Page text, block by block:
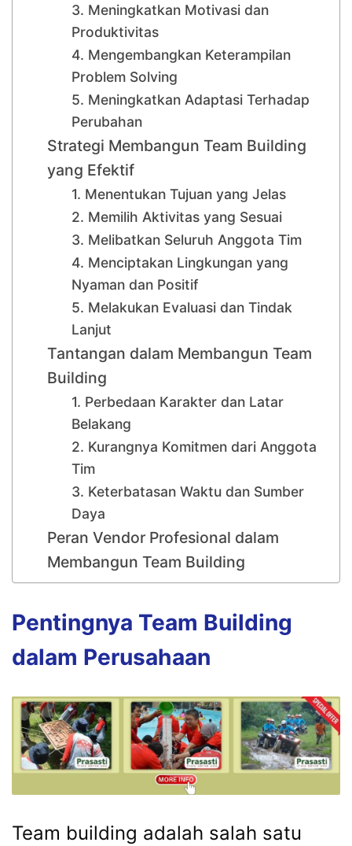
3. Meningkatkan Motivasi dan
Produktivitas
4. Mengembangkan Keterampilan
Problem Solving
5. Meningkatkan Adaptasi Terhadap
Perubahan
Strategi Membangun Team Building
yang Efektif
1. Menentukan Tujuan yang Jelas
2. Memilih Aktivitas yang Sesuai
3. Melibatkan Seluruh Anggota Tim
4. Menciptakan Lingkungan yang
Nyaman dan Positif
5. Melakukan Evaluasi dan Tindak
Lanjut
Tantangan dalam Membangun Team
Building
1. Perbedaan Karakter dan Latar
Belakang
2. Kurangnya Komitmen dari Anggota
Tim
3. Keterbatasan Waktu dan Sumber
Daya
Peran Vendor Profesional dalam
Membangun Team Building
Pentingnya Team Building
dalam Perusahaan
Team building adalah salah satu